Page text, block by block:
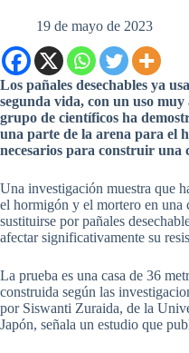
19 de mayo de 2023
Los pañales desechables ya
segunda vida, con un uso
grupo de científicos ha
una parte de la arena para el
necesarios para construir una
Una investigación muestra que
el hormigón y el mortero en una
sustituirse por pañales
afectar significativamente su
La prueba es una casa de 36
construida según las
por Siswanti Zuraida, de la
Japón, señala un estudio que